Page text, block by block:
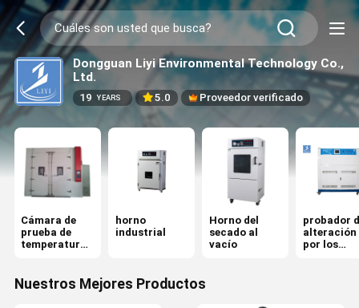
Dongguan Liyi Environmental Technology Co.,
Ltd.
19 YEARS 5.0 Proveedor verificado
Cámara de
prueba de
temperatura
horno
industrial
Horno del
secado al
vacío
probador
alteración
por los
Nuestros Mejores Productos